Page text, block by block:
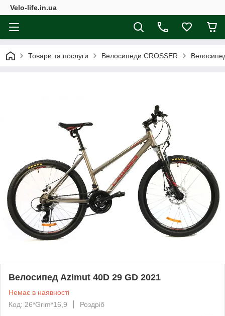
Velo-life.in.ua
Товари та послуги Велосипеди CROSSER
Велосипед Azimut 40D 29 GD 2021
Немає в наявності
Код: 26*Grim*16,9
Роздріб